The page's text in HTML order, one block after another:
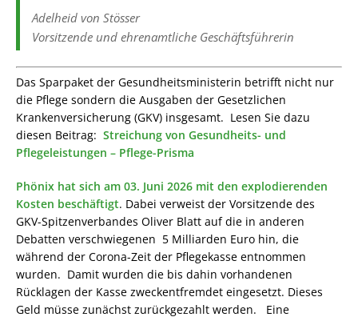
Adelheid von Stösser
Vorsitzende und ehrenamtliche Geschäftsführerin
Das Sparpaket der Gesundheitsministerin betrifft nicht nur
die Pflege sondern die Ausgaben der Gesetzlichen
Krankenversicherung (GKV) insgesamt. Lesen Sie dazu
diesen Beitrag: Streichung von Gesundheits- und
Pflegeleistungen – Pflege-Prisma
Phönix hat sich am 03. Juni 2026 mit den explodierenden
Kosten beschäftigt. Dabei verweist der Vorsitzende des
GKV-Spitzenverbandes Oliver Blatt auf die in anderen
Debatten verschwiegenen 5 Milliarden Euro hin, die
während der Corona-Zeit der Pflegekasse entnommen
wurden. Damit wurden die bis dahin vorhandenen
Rücklagen der Kasse zweckentfremdet eingesetzt. Dieses
Geld müsse zunächst zurückgezahlt werden. Eine